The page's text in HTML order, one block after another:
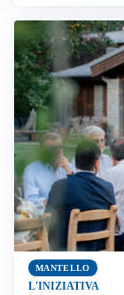
MANTELLO
L'INIZIATIVA